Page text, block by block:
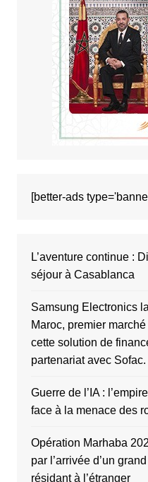
[better-ads
L’aventure continue :
séjour à Casablanca
Samsung Electronics
Maroc, premier
cette solution de
partenariat avec Sofac.
Guerre de l’IA :
face à la menace des
Opération Marhaba
par l’arrivée d’un
résidant à l’étranger